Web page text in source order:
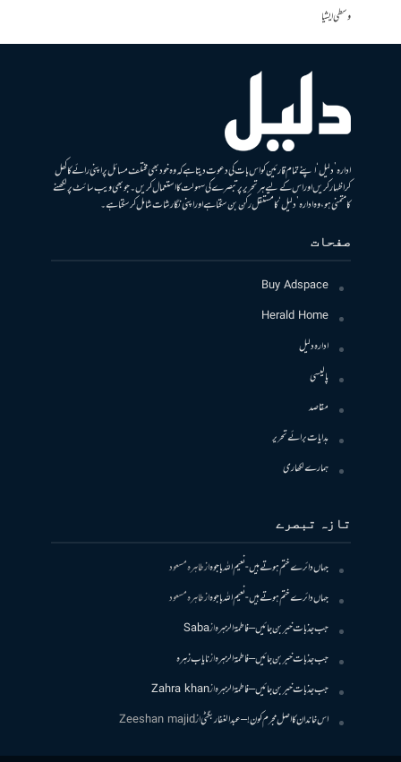
وسطی ایشیا
ادارہ ’دلیل‘ اپنے تمام قارئین کو اس بات کی دعوت دیتا ہے کہ وہ خود بھی مختلف مسائل پر اپنی رائے کا کھل
کر اظہار کریں اور اس کے لیے ہر تحریر پر تبصرے کی سہولت کا استعمال کریں۔ جو بھی ویب سائٹ پر لکھنے
کا متمنی ہو، وہ ادارہ ’دلیل‘ کا مستقل رکن بن سکتا ہے اور اپنی نگارشات شامل کرسکتا ہے۔
صفحات
Buy Adspace
Herald Home
ادارہ دلیل
پالیسی
مقاصد
ہدایات برائے تحریر
ہمارے لکھاری
تازہ تبصرے
جہاں دائرے ختم ہوتے ہیں- نعیم اللہ باجوہازطاہرہ مسعود
جہاں دائرے ختم ہوتے ہیں- نعیم اللہ باجوہازطاہرہ مسعود
جب جذبات خبر بن جائیں – فاطمۃالزہرہازSaba
جب جذبات خبر بن جائیں – فاطمۃالزہرہازنایاب زہرہ
جب جذبات خبر بن جائیں – فاطمۃالزہرہازZahra khan
اس خاندان کا اصل مجرم کون! – عبدالغفار بگٹیازZeeshan majid